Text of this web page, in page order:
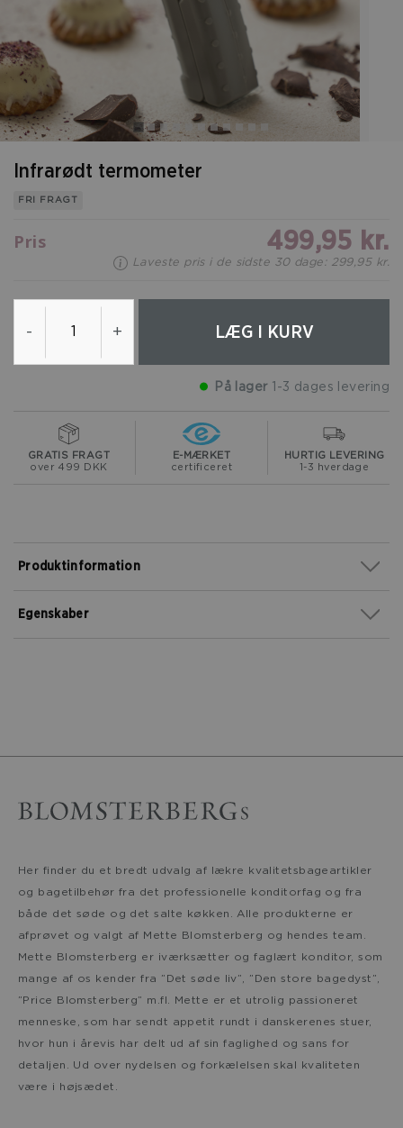
Infrarødt termometer
FRI FRAGT
Pris 499,95 kr.
Laveste pris i de sidste 30 dage: 299,95 kr.
- + LÆG I KURV
På lager 1-3 dages levering
GRATIS FRAGT
over 499 DKK
E-MÆRKET
certificeret
HURTIG LEVERING
1-3 hverdage
Egenskaber
Produktinformation
Her finder du et bredt udvalg af lækre kvalitetsbageartikler
og bagetilbehør fra det professionelle konditorfag og fra
både det søde og det salte køkken. Alle produkterne er
afprøvet og valgt af Mette Blomsterberg og hendes team.
Mette Blomsterberg er iværksætter og faglært konditor, som
mange af os kender fra ”Det søde liv”, ”Den store bagedyst”,
”Price Blomsterberg” m.fl. Mette er et utrolig passioneret
menneske, som har sendt appetit rundt i danskerenes stuer,
hvor hun i årevis har delt ud af sin faglighed og sans for
detaljen. Ud over nydelsen og forkælelsen skal kvaliteten
være i højsædet.